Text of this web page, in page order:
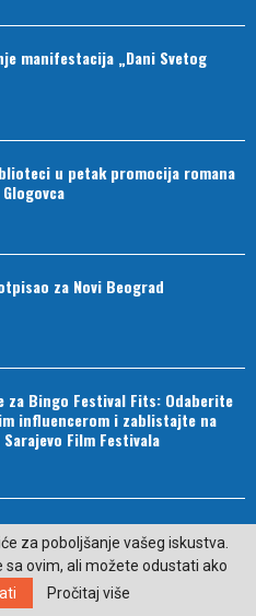
manifestacija „Dani Svetog
u petak promocija romana
za Novi Beograd
za Bingo Festival Fits: Odaberite
influencerom i zablistajte na
Film Festivala
32 bebe: U Trebinju djevojčica
za poboljšanje vašeg iskustva.
ovim, ali možete odustati ako
Pročitaj više